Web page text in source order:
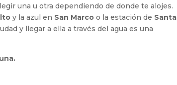
una u otra dependiendo de donde te alojes.
y la azul en San Marcoo la estación de Santa
y llegar a ella a través del agua es una